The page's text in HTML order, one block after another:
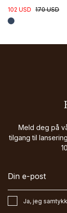
102 USD 170 USD
Meld deg på
tilgang til
Ja, jeg